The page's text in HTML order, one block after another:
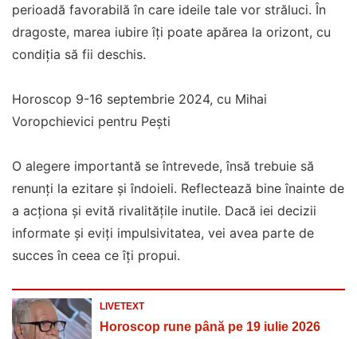
perioadă favorabilă în care ideile tale vor străluci. În
dragoste, marea iubire îți poate apărea la orizont, cu
condiția să fii deschis.
Horoscop 9-16 septembrie 2024, cu Mihai
Voropchievici pentru Peşti
O alegere importantă se întrevede, însă trebuie să
renunți la ezitare și îndoieli. Reflectează bine înainte de
a acționa și evită rivalitățile inutile. Dacă iei decizii
informate și eviți impulsivitatea, vei avea parte de
succes în ceea ce îți propui.
LIVETEXT
Horoscop rune până pe 19 iulie 2026